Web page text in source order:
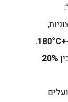
+180°C
.
20%